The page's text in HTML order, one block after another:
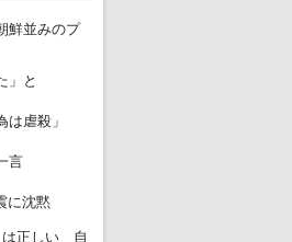
鮮並みのプ
」と
虐殺」
言
に沈黙
は正しい 自